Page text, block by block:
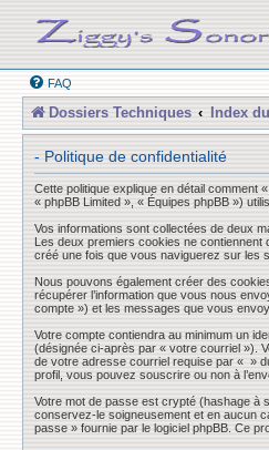
FAQ
Dossiers Techniques Index
- Politique de confidentialité
Cette politique explique en détail comment
« phpBB Limited », « Équipes phpBB »)
Vos informations sont collectées de deux
Les deux premiers cookies ne contiennent
créé une fois que vous naviguerez sur les
Nous pouvons également créer des
récupérer l’information que vous nous
compte ») et les messages que vous
Votre compte contiendra au minimum un
(désignée ci-après par « votre courriel »).
de votre adresse courriel requise par « »
profil, vous pouvez souscrire ou non à
Votre mot de passe est crypté (hashage à
conservez-le soigneusement et en aucun
passe » fournie par le logiciel phpBB. Ce